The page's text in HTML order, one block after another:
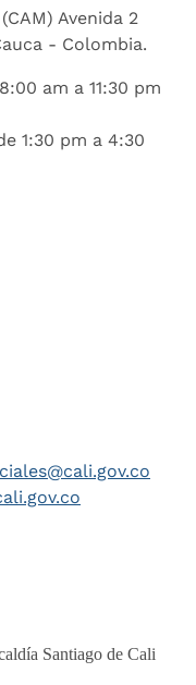
Avenida 2
- Colombia.
am a 11:30 pm
1:30 pm a 4:30
Santiago de Cali